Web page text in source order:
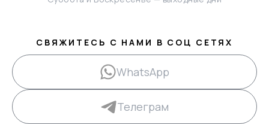
СВЯЖИТЕСЬ С НАМИ В СОЦ СЕТЯХ
WhatsApp
Телеграм